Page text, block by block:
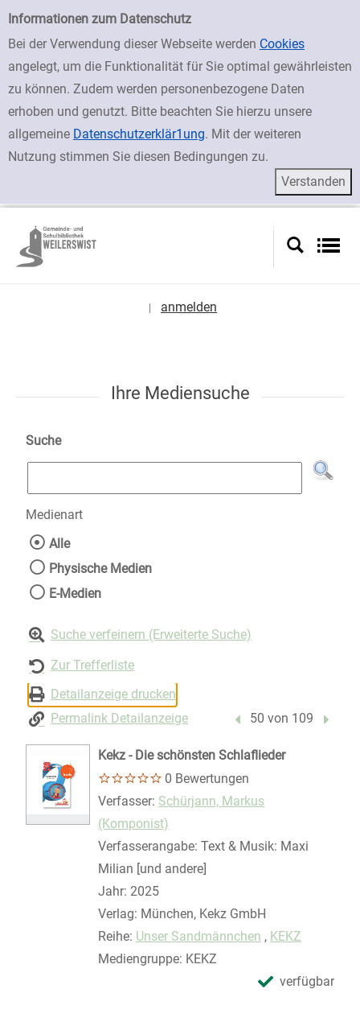
Einfache Suche
Informationen zum Datenschutz
Bei der Verwendung dieser Webseite werden Cookies
angelegt, um die Funktionalität für Sie optimal gewährleisten
zu können. Zudem werden personenbezogene Daten
erhoben und genutzt. Bitte beachten Sie hierzu unsere
allgemeine Datenschutzerklär1ung. Mit der weiteren
Nutzung stimmen Sie diesen Bedingungen zu.
zur Navigation springen
zum Inhalt springen
Zur Detailanzeige springen
anmelden
Ihre Mediensuche
Suche
Medienart
Wählen Sie die Medienart nach der Sie
Alle
Physische Medien
E-Medien
Suche verfeinern (Erweiterte Suche)
Zur Trefferliste
Detailanzeige drucken
Permalink Detailanzeige
Vorheriger Treffer
50 von 109
Kekz - Die schönsten Schlaflieder
0 Bewertungen
Verfasser: Suche nach diesem Verfasser
Schürjann, Markus
(Komponist)
Verfasserangabe: Text & Musik: Maxi
Milian [und andere]
Jahr: 2025
Verlag: München, Kekz GmbH
Reihe: Unser Sandmännchen , KEKZ
Mediengruppe: KEKZ
verfügbar